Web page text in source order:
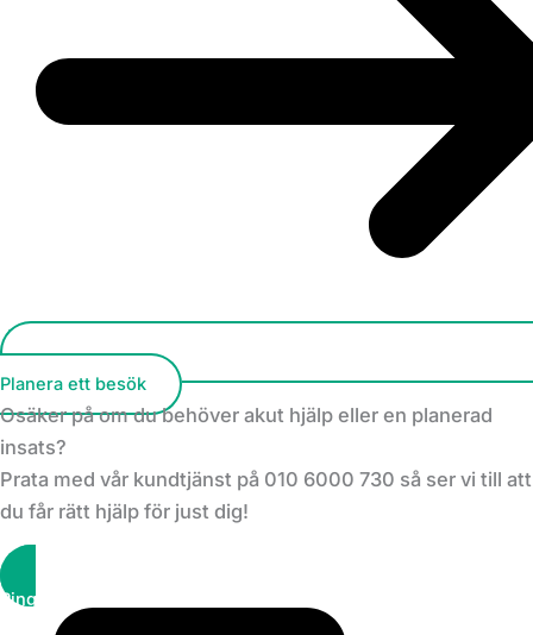
Planera ett besök
Osäker på om du behöver akut hjälp eller en planerad
insats?
Prata med vår kundtjänst på 010 6000 730 så ser vi till att
du får rätt hjälp för just dig!
Ring kundtjänst